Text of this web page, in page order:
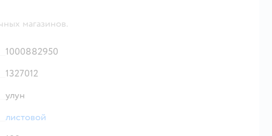
магазинов.
1000882950
1327012
улун
листовой